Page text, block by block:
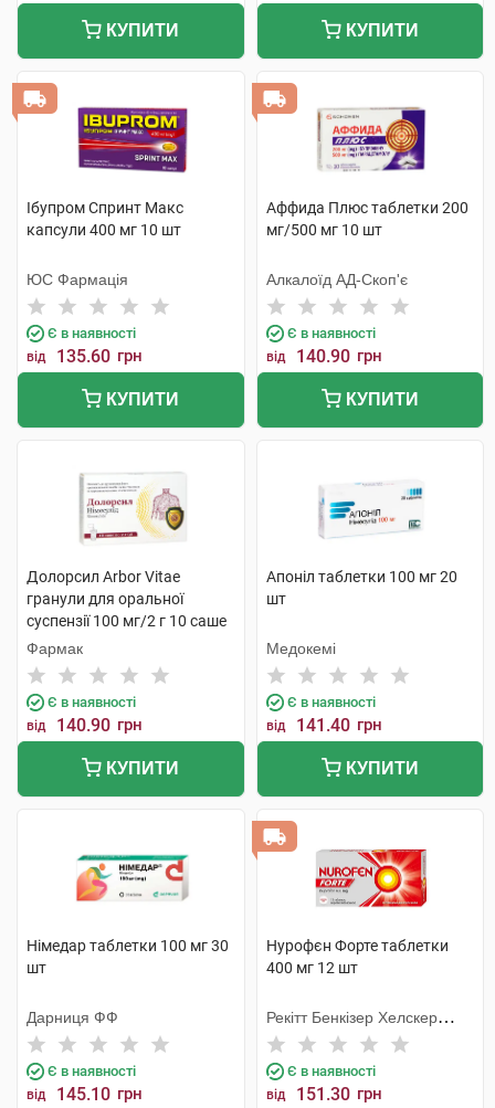
КУПИТИ КУПИТИ
Ібупром Спринт Макс
капсули 400 мг 10 шт
ЮС Фармація
Є в наявності
від 135.60 грн
КУПИТИ
Аффида Плюс таблетки 200
мг/500 мг 10 шт
Алкалоїд АД-Скоп'є
Є в наявності
від 140.90 грн
КУПИТИ
Долорсил Arbor Vitae
гранули для оральної
суспензії 100 мг/2 г 10 саше
Фармак
Є в наявності
від 140.90 грн
КУПИТИ
Апоніл таблетки 100 мг 20
шт
Медокемі
Є в наявності
від 141.40 грн
КУПИТИ
Німедар таблетки 100 мг 30
шт
Дарниця ФФ
Є в наявності
від 145.10 грн
Нурофєн Форте таблетки
400 мг 12 шт
Рекітт Бенкізер Хелскер
Інтернешнл
Є в наявності
від 151.30 грн